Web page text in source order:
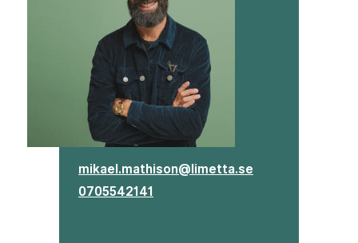
mikael.mathison@limetta.se
0705542141